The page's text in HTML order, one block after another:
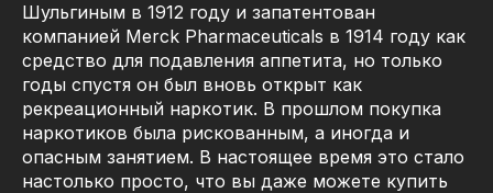
Шульгиным в 1912 году и запатентован
компанией Merck Pharmaceuticals в 1914 году как
средство для подавления аппетита, но только
годы спустя он был вновь открыт как
рекреационный наркотик. В прошлом покупка
наркотиков была рискованным, а иногда и
опасным занятием. В настоящее время это стало
настолько просто, что вы даже можете купить